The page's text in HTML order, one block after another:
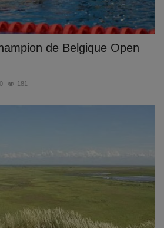
de Belgique Open
0 181